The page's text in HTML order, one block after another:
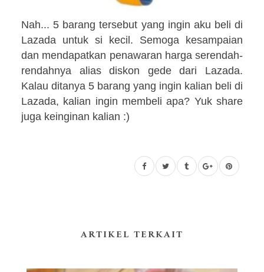
Nah... 5 barangtersebut yang ingin aku beli di
Lazada untuk si kecil . Semoga kesampaian
dan mendapatkan penawaran harga serendah-
rendahnya alias diskon gede dari Lazada.
Kalau ditanya 5 barang yang ingin ka lian beli di
Lazada, kalian ingin membeli apa? Yuk share
juga keinginan kalian :)
ARTIKEL TERKAIT